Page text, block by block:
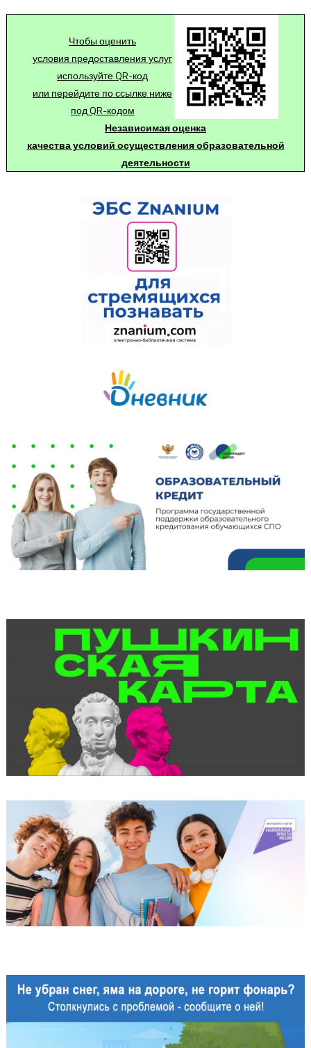
Чтобы оценить
условия предоставления услуг
используйте QR-код
или перейдите по ссылке ниже
под QR-кодом
Независимая оценка
качества условий осуществления образовательной
деятельности